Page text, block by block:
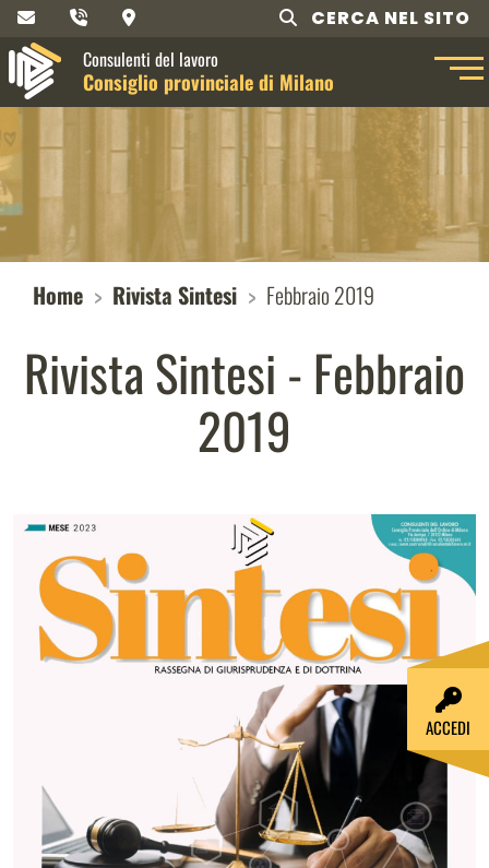
CERCA NEL SITO
Consulenti del lavoro
Consiglio provinciale di Milano
Home Rivista Sintesi Febbraio 2019
Rivista Sintesi - Febbraio
2019
ACCEDI